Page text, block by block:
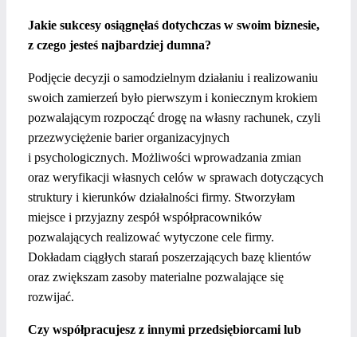
Jakie sukcesy osiągnęłaś dotychczas w swoim biznesie,
z czego jesteś najbardziej dumna?
Podjęcie decyzji o samodzielnym działaniu i realizowaniu
swoich zamierzeń było pierwszym i koniecznym krokiem
pozwalającym rozpocząć drogę na własny rachunek, czyli
przezwyciężenie barier organizacyjnych
i psychologicznych. Możliwości wprowadzania zmian
oraz weryfikacji własnych celów w sprawach dotyczących
struktury i kierunków działalności firmy. Stworzyłam
miejsce i przyjazny zespół współpracowników
pozwalających realizować wytyczone cele firmy.
Dokładam ciągłych starań poszerzających bazę klientów
oraz zwiększam zasoby materialne pozwalające się
rozwijać.
Czy współpracujesz z innymi przedsiębiorcami lub